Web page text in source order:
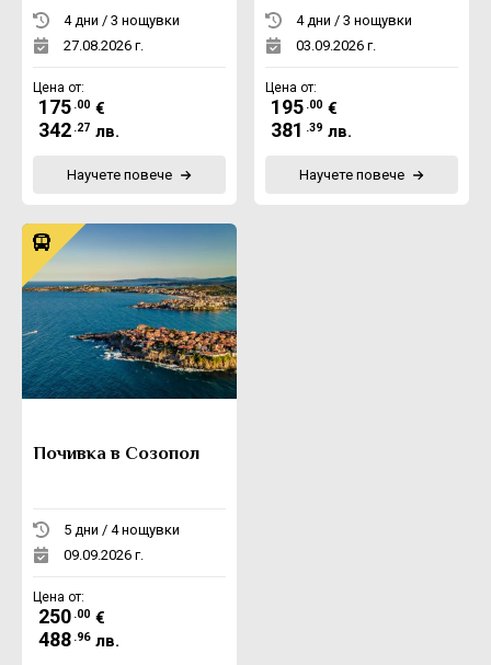
4 дни / 3 нощувки
27.08.2026 г.
Цена от:
175 .00 €
342 .27 лв.
Научете повече
4 дни / 3 нощувки
03.09.2026 г.
Цена от:
195 .00 €
381 .39 лв.
Научете повече
Почивка в Созопол
5 дни / 4 нощувки
09.09.2026 г.
Цена от:
250 .00 €
488 .96 лв.